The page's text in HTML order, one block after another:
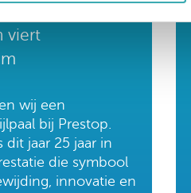
bij Prestop:
viert
wij een
bij Prestop.
dit jaar 25 jaar in
die symbool
innovatie en